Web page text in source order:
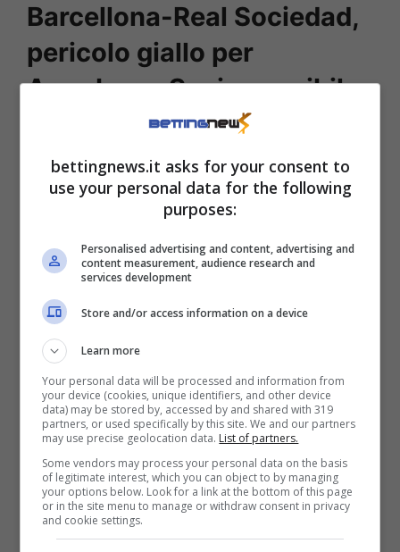
Barcellona-Real Sociedad,
pericolo giallo per
Aramburu: Sucic possibile
Il Barcellona farà la partita, ma occhio alle
ripartenze della
Real Sociedad
. Il tenere la
al reparto arretrato dei catalani che, se
attaccanti in velocità, possono andare in
difficoltà. Tra i calciatori della compagine
basca onfire, ad esempio, impossibile non
menzionareSucic: vecchio pallino dell’Inter,
l’exSalisburgoè il calciatore dellaReal
Sociedadche ha provato il maggiornumero
di conclusioni (35), nove delle quali
indirizzate nello specchio di porta avversario.
Il talento del classe ‘2002 e la sua capacità di
bettingnews.it asks for your consent to
use your personal data for the following
purposes:
Personalised advertising and content, advertising and
content measurement, audience research and
services development
Store and/or access information on a device
Learn more
Your personal data will be processed and information from
your device (cookies, unique identifiers, and other device
data) may be stored by, accessed by and shared with 319
partners, or used specifically by this site. We and our partners
may use precise geolocation data. List of partners.
Some vendors may process your personal data on the basis
of legitimate interest, which you can object to by managing
your options below. Look for a link at the bottom of this page
or in the site menu to manage or withdraw consent in privacy
and cookie settings.